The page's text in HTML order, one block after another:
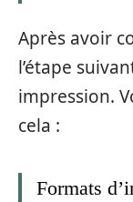
Après avoir
l’étape
impression.
cela :
Formats